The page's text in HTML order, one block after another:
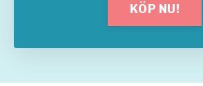
KÖP NU!